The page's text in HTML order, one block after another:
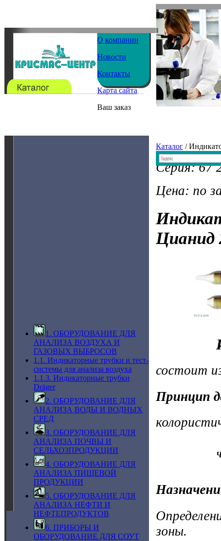
О компании
Новости
Контакты
Карта сайта
Ваш заказ
1. ОБОРУДОВАНИЕ ДЛЯ
АНАЛИЗА ВОЗДУХА И
ГАЗОВЫХ ВЫБРОСОВ
1.1. Индикаторные трубки и тест-
системы для анализа воздуха
1.1.3. Индикаторные трубки
Dräger
2. ОБОРУДОВАНИЕ ДЛЯ
АНАЛИЗА ВОДЫ И ВОДНЫХ
СРЕД
3. ОБОРУДОВАНИЕ ДЛЯ
АНАЛИЗА ПОЧВЫ И
СЕЛЬХОЗПРОДУКЦИИ
4. ОБОРУДОВАНИЕ ДЛЯ
АНАЛИЗА ПИЩЕВОЙ
ПРОДУКЦИИ
5. ОБОРУДОВАНИЕ ДЛЯ
АНАЛИЗА НЕФТИ И
НЕФТЕПРОДУКТОВ
6. ПРИБОРЫ И
ОБОРУДОВАНИЕ ДЛЯ СОУТ
Каталог /
Серия: 67
Цена: по
Цианид
состоит
Принцип
зоны.